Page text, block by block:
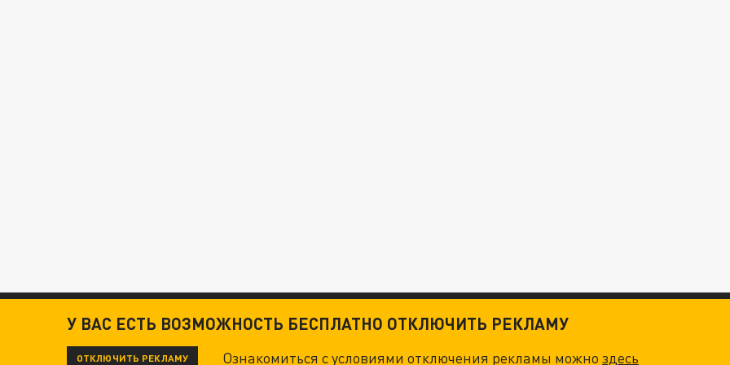
У ВАС ЕСТЬ ВОЗМОЖНОСТЬ БЕСПЛАТНО ОТКЛЮЧИТЬ РЕКЛАМУ
ОТКЛЮЧИТЬ РЕКЛАМУ Ознакомиться с условиями отключения рекламы можноздесь